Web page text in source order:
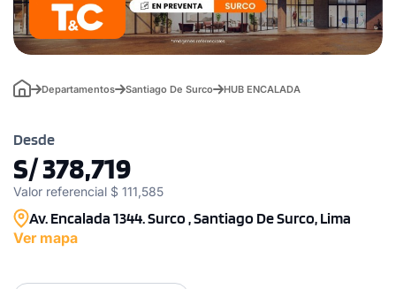
Departamentos Santiago De Surco HUB ENCALADA
Desde
S/ 378,719
Valor referencial $ 111,585
Av. Encalada 1344. Surco , Santiago De Surco, Lima
Ver mapa